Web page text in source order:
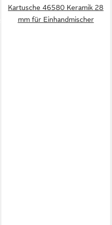
Kartusche 46580 Keramik 28
mm für Einhandmischer